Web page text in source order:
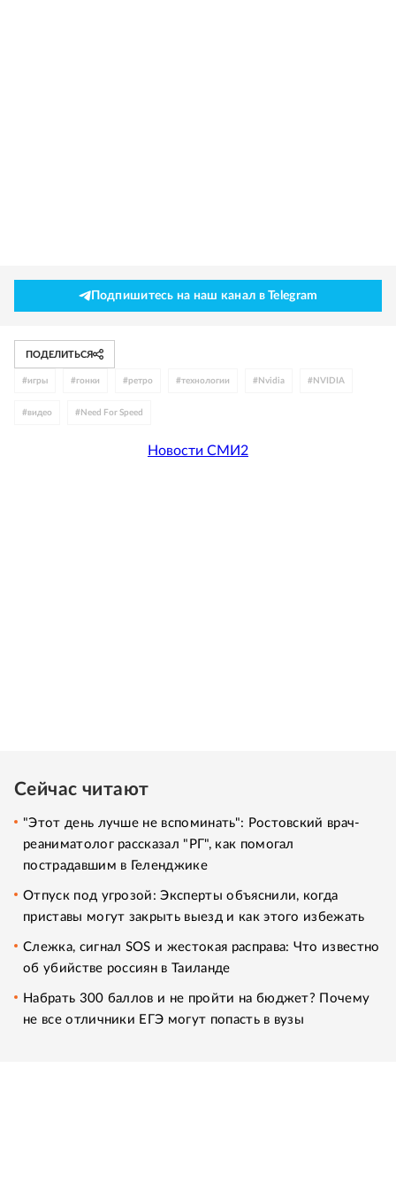
Подпишитесь на наш канал в Telegram
ПОДЕЛИТЬСЯ
#игры #гонки #ретро #технологии # Nvidia # NVIDIA
#видео # Need For Speed
Новости СМИ2
Сейчас читают
"Этот день лучше не вспоминать": Ростовский врач-
реаниматолог рассказал "РГ", как помогал
пострадавшим в Геленджике
Отпуск под угрозой: Эксперты объяснили, когда
приставы могут закрыть выезд и как этого избежать
Слежка, сигнал SOS и жестокая расправа: Что известно
об убийстве россиян в Таиланде
Набрать 300 баллов и не пройти на бюджет? Почему
не все отличники ЕГЭ могут попасть в вузы